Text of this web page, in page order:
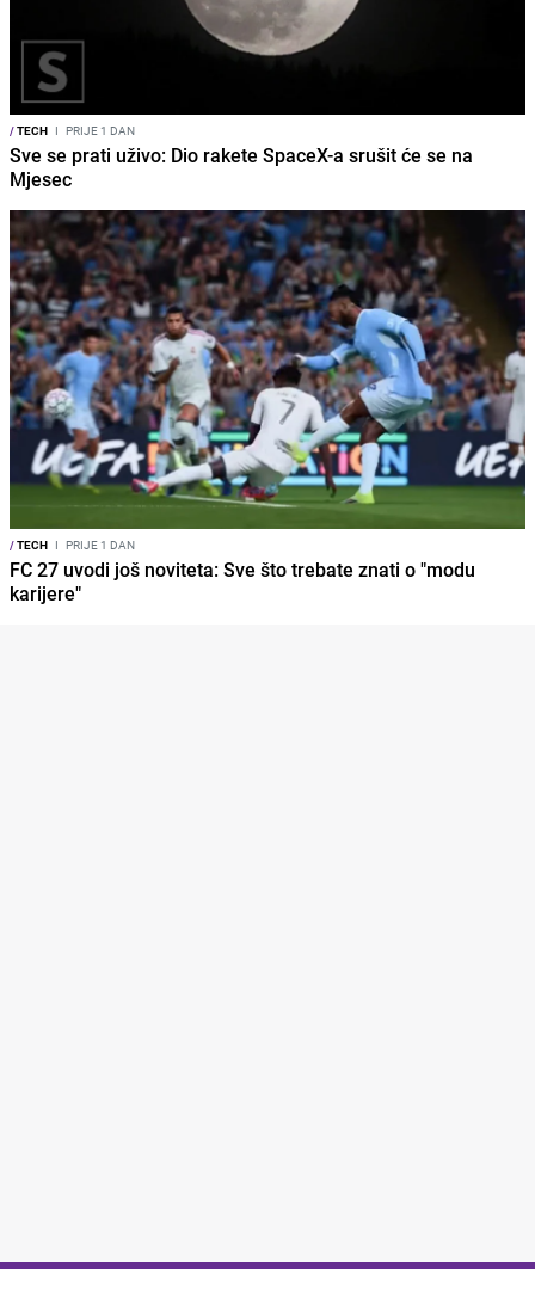
/TECH I PRIJE 1 DAN
Sve se prati uživo: Dio rakete SpaceX-a srušit će se na
Mjesec
/TECH I PRIJE 1 DAN
FC 27 uvodi još noviteta: Sve što trebate znati o "modu
karijere"